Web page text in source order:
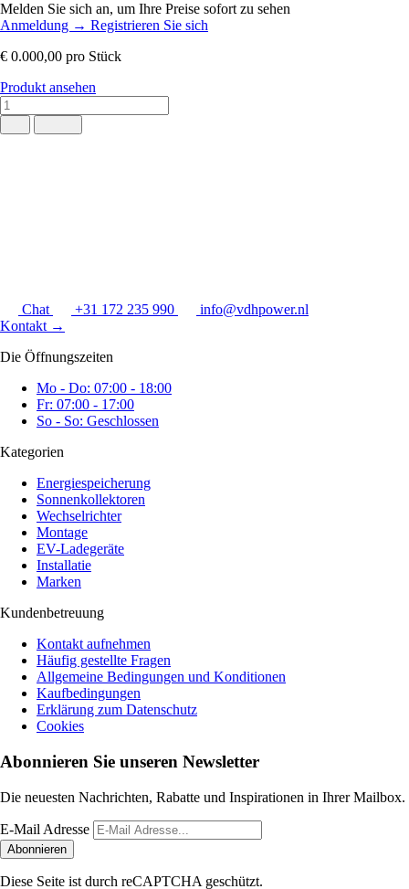
Melden Sie sich an, um Ihre Preise sofort zu sehen
Anmeldung → Registrieren Sie sich
€ 0.000,00 pro Stück
Produkt ansehen
Chat +31 172 235 990
info@vdhpower.nl
Kontakt →
Die Öffnungszeiten
Mo - Do: 07:00 - 18:00
Fr: 07:00 - 17:00
So - So: Geschlossen
Kategorien
Energiespeicherung
Sonnenkollektoren
Wechselrichter
Montage
EV-Ladegeräte
Installatie
Marken
Kundenbetreuung
Kontakt aufnehmen
Häufig gestellte Fragen
Allgemeine Bedingungen und Konditionen
Kaufbedingungen
Erklärung zum Datenschutz
Cookies
Abonnieren Sie unseren Newsletter
Die neuesten Nachrichten, Rabatte und Inspirationen in Ihrer Mailbox.
E-Mail Adresse
Abonnieren
Diese Seite ist durch reCAPTCHA geschützt.